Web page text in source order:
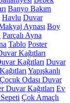
Banyo Bakım
Havlu Duvar
Aynası Boy
Parçalı Ayna
Tablo Poster
Kağıtları
Kağıtları Duvar
Yapışkanlı
Çocuk Odası Duvar
Duvar Kağıtları Ev
Çok Amaçlı